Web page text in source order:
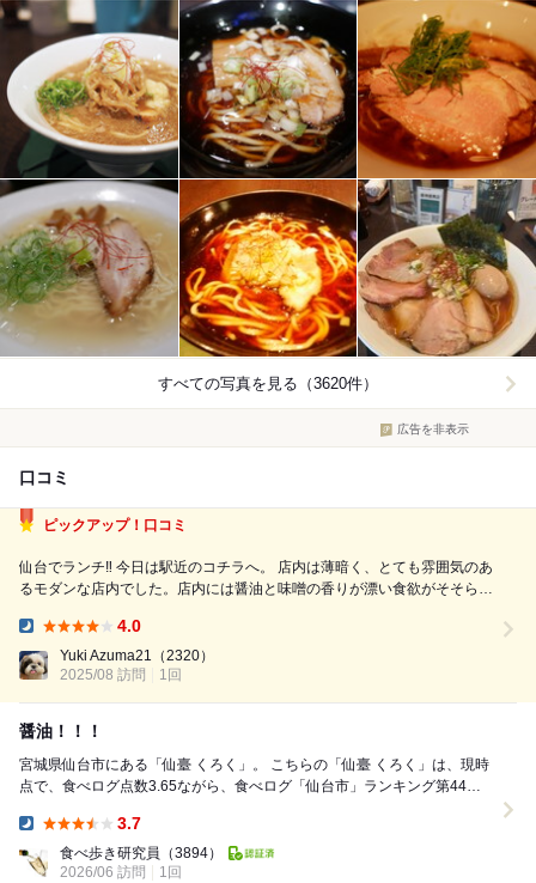
すべての写真を見る（3620件）
広告を非表示
口コミ
ピックアップ！口コミ
仙台でランチ‼︎ 今日は駅近のコチラへ。 店内は薄暗く、とても雰囲気のあ
るモダンな店内でした。店内には醤油と味噌の香りが漂い食欲がそそられ
ルで食券を買いますが、メニューが多くありますので、事前に調べておく
とスムーズでしょう。...
4.0
Yuki Azuma21 （2320）
2025/08 訪問
1回
醤油！！！
宮城県仙台市にある「仙臺 くろく」。 こちらの「仙臺 くろく」は、現時
点で、食べログ点数3.65ながら、食べログ「仙台市」ランキング第44位
3.7
食べ歩き研究員 （3894）
2026/06 訪問
1回